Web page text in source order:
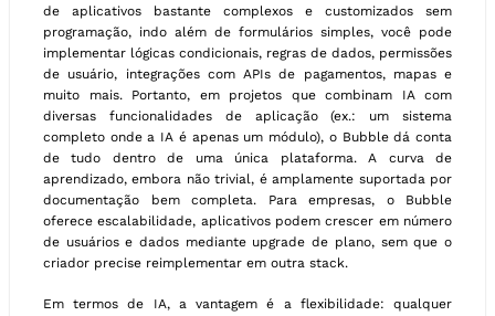
de aplicativos bastante complexos e customizados sem
programação, indo além de formulários simples, você pode
implementar lógicas condicionais, regras de dados, permissões
de usuário, integrações com APIs de pagamentos, mapas e
muito mais. Portanto, em projetos que combinam IA com
diversas funcionalidades de aplicação (ex.: um sistema
completo onde a IA é apenas um módulo), o Bubble dá conta
de tudo dentro de uma única plataforma. A curva de
aprendizado, embora não trivial, é amplamente suportada por
documentação bem completa. Para empresas, o Bubble
oferece escalabilidade, aplicativos podem crescer em número
de usuários e dados mediante upgrade de plano, sem que o
criador precise reimplementar em outra stack.
Em termos de IA, a vantagem é a flexibilidade: qualquer